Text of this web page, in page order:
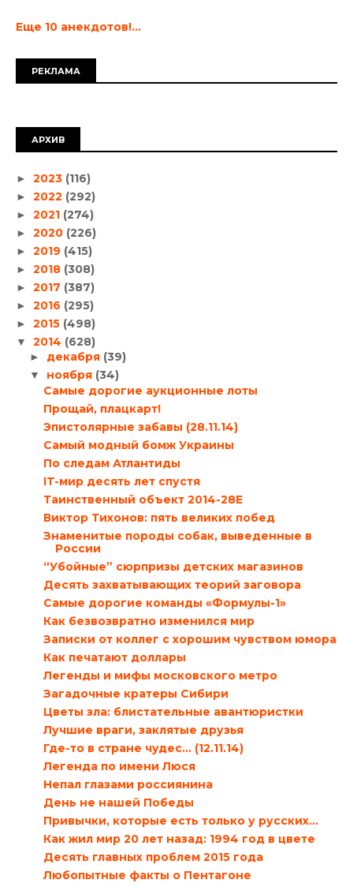
Еще 10 анекдотов!...
РЕКЛАМА
АРХИВ
► 2023 (116)
► 2022 (292)
► 2021 (274)
► 2020 (226)
► 2019 (415)
► 2018 (308)
► 2017 (387)
► 2016 (295)
► 2015 (498)
▼ 2014 (628)
► декабря (39)
▼ ноября (34)
Самые дорогие аукционные лоты
Прощай, плацкарт!
Эпистолярные забавы (28.11.14)
Самый модный бомж Украины
По следам Атлантиды
IT-мир десять лет спустя
Таинственный объект 2014-28E
Виктор Тихонов: пять великих побед
Знаменитые породы собак, выведенные в
России
“Убойные” сюрпризы детских магазинов
Десять захватывающих теорий заговора
Самые дорогие команды «Формулы-1»
Как безвозвратно изменился мир
Записки от коллег с хорошим чувством юмора
Как печатают доллары
Легенды и мифы московского метро
Загадочные кратеры Сибири
Цветы зла: блистательные авантюристки
Лучшие враги, заклятые друзья
Где-то в стране чудес… (12.11.14)
Легенда по имени Люся
Непал глазами россиянина
День не нашей Победы
Привычки, которые есть только у русских…
Как жил мир 20 лет назад: 1994 год в цвете
Десять главных проблем 2015 года
Любопытные факты о Пентагоне